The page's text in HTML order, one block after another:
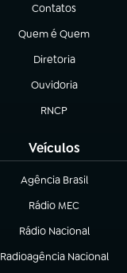
Contatos
(abre em nova aba)
Quem é Quem
(abre em nova aba)
Diretoria
(abre em nova aba)
Ouvidoria
(abre em nova aba)
RNCP
(abre em nova aba)
Veículos
Agência Brasil
(abre em nova aba)
Rádio MEC
(abre em nova aba)
Rádio Nacional
Radioagência Nacional
(abre em nova aba)